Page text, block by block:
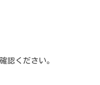
認ください。